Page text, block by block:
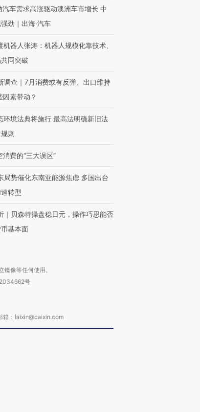
汽车需求高涨驱动澳洲车市增长 中
劲｜出海·汽车
机器人张涛：机器人规模化靠技术、
同突破
调查｜7月消费或有反弹、出口维持
因素带动？
环境法典将施行 最高法明确新旧法
则
消费的“三大误区”
局势催化东南亚能源焦虑 多国出台
转型
｜贝森特操盘稳日元，操作巧思能否
基本面
像等任何使用。
号
：laixin@caixin.com